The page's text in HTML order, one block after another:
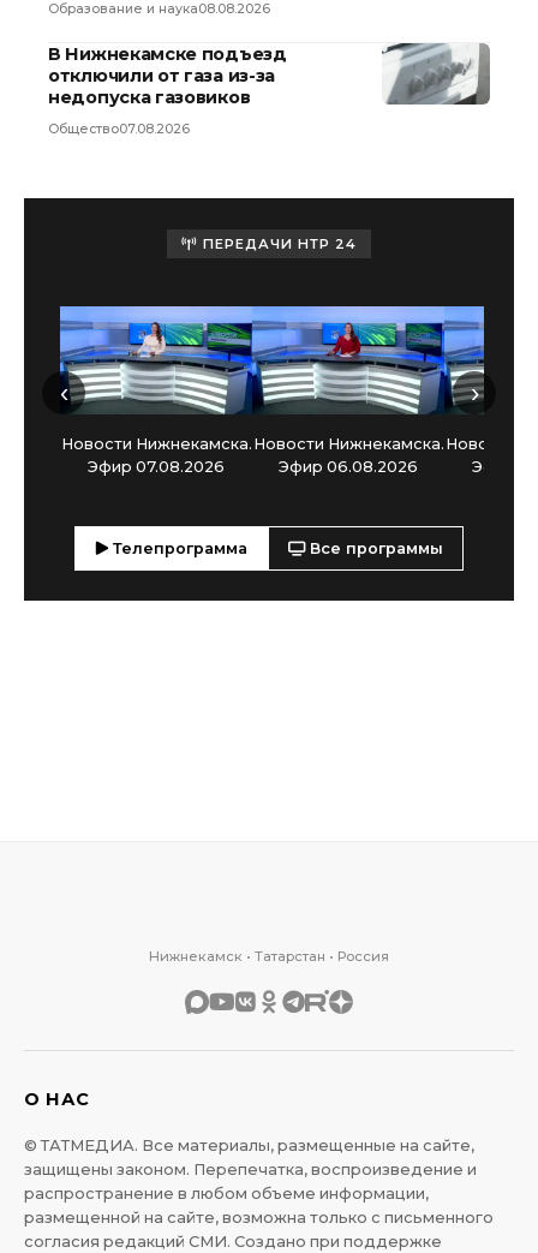
Образование и наука08.08.2026
В Нижнекамске подъезд
отключили от газа из-за
недопуска газовиков
Общество07.08.2026
ПЕРЕДАЧИ НТР 24
Новости Нижнекамска.
Эфир 07.08.2026
Новости Нижнекамска.
Эфир 06.08.2026
Новости
Эфир
‹ ›
Телепрограмма Все программы
Нижнекамск • Татарстан • Россия
О НАС
© ТАТМЕДИА. Все материалы, размещенные на сайте,
защищены законом. Перепечатка, воспроизведение и
распространение в любом объеме информации,
размещенной на сайте, возможна только с письменного
согласия редакций СМИ. Создано при поддержке